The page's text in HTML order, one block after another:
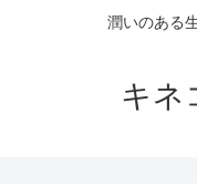
潤いのある
キネ